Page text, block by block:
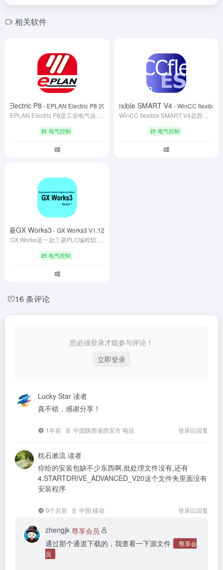
相关软件
Electric P8 - EPLAN Electric P8 2024(64bit)
电气控制
西门子WinCC flexible SMART V4- WinCC flexible
电气控制
三菱GX Works3 - GX Works3 V1.126G
电气控制
16 条评论
您必须登录才能参与评论！
立即登录
Lucky Star 读者
真不错，感谢分享！
1年前 中国陕西省西安市 电信 登录以回复
枕石漱流 读者
你给的安装包缺不少东西啊,批处理文件没有,还有
4.STARTDRIVE_ADVANCED_V20这个文件夹里面没有
安装程序
9个月前 中国 移动 登录以回复
zhengjk 尊享会员
通过那个通道下载的，我查看一下源文件
尊享会
员